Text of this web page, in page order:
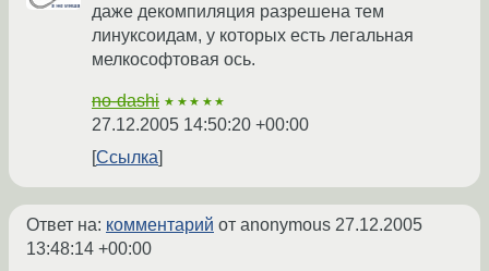
даже декомпиляция разрешена тем
линуксоидам, у которых есть легальная
мелкософтовая ось.
no-dashi ★★★★★
27.12.2005 14:50:20 +00:00
Ссылка
Ответ на: комментарий от anonymous 27.12.2005
13:48:14 +00:00